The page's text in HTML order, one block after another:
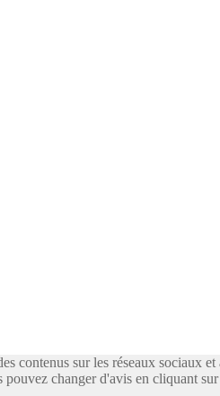
contenus sur les réseaux sociaux
changer d'avis en cliquant